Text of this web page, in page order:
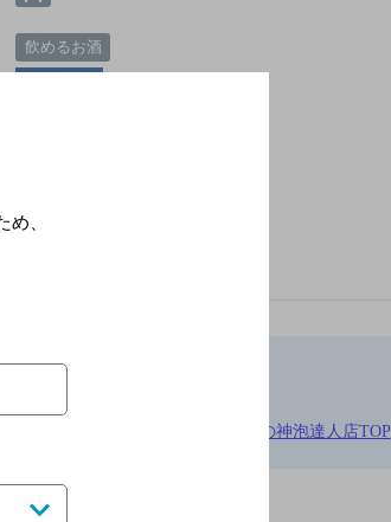
飲めるお酒
題あり,2,000円以上～3,000円未満の神泡達人店TOP
り扱い銘柄が異なります。
、